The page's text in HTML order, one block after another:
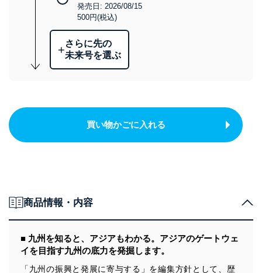
発売日: 2026/08/15
500円(税込)
+さらに先の
未来号を選ぶ
買い物かごに入れる
商品情報・内容
■ 九州を知ると、アジアもわかる。アジアのゲートウェ
イを目指す九州の底力を発掘します。
「九州の振興と発展に寄与する」を編集方針として、歴